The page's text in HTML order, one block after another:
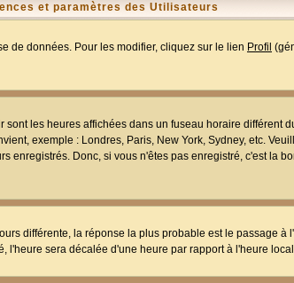
et paramètres des Utilisateurs
de données. Pour les modifier, cliquez sur le lien Profil
les heures affichées dans un fuseau horaire différent
exemple : Londres, Paris, New York, Sydney, etc.
enregistrés. Donc, si vous n'êtes pas enregistré, c'est la
différente, la réponse la plus probable est le passage à
l'heure sera décalée d'une heure par rapport à l'heure